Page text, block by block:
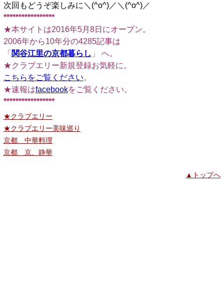
次回もどうぞ楽しみに＼(^o^)／＼(^o^)／
*****************
★本サイトは2016年5月8日にオープン。
2006年から10年分の4285記事は
「 関谷江里の京都暮らし 」 へ。
★クラブエリー新規登録お気軽に。
こちらをご覧ください。
★速報はfacebookをご覧ください。
*****************
★クラブエリー
★クラブエリー美味巡り
京都 中華料理
京都 京、静華
▲トップへ